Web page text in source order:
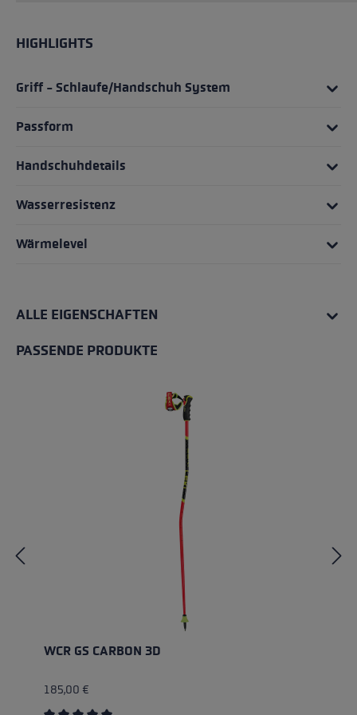
HIGHLIGHTS
Griff - Schlaufe/Handschuh System
Passform
Handschuhdetails
Wasserresistenz
Wärmelevel
ALLE EIGENSCHAFTEN
PASSENDE PRODUKTE
WCR GS CARBON 3D
185,00 €